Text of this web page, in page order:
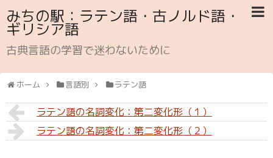
みちの駅：ラテン語・古ノルド語・
ギリシア語
古典言語の学習で迷わないために
ホーム 言語別 ラテン語
ラテン語の名詞変化：第二変化形（１）
ラテン語の名詞変化：第二変化形（２）